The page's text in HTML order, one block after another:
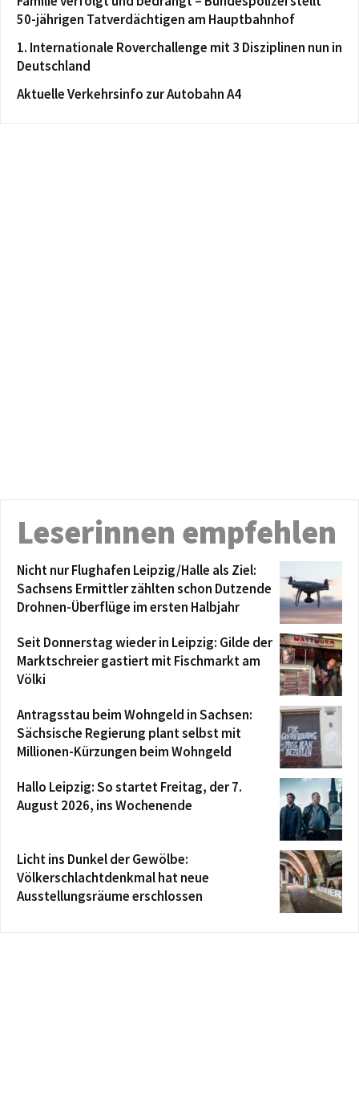
50-jährigen Tatverdächtigen am Hauptbahnhof
1. Internationale Roverchallenge mit 3 Disziplinen nun in
Deutschland
Aktuelle Verkehrsinfo zur Autobahn A4
Leserinnen empfehlen
Nicht nur Flughafen Leipzig/Halle als Ziel:
Sachsens Ermittler zählten schon Dutzende
Drohnen-Überflüge im ersten Halbjahr
Seit Donnerstag wieder in Leipzig: Gilde der
Marktschreier gastiert mit Fischmarkt am
Völki
Antragsstau beim Wohngeld in Sachsen:
Sächsische Regierung plant selbst mit
Millionen-Kürzungen beim Wohngeld
Hallo Leipzig: So startet Freitag, der 7.
August 2026, ins Wochenende
Licht ins Dunkel der Gewölbe:
Völkerschlachtdenkmal hat neue
Ausstellungsräume erschlossen